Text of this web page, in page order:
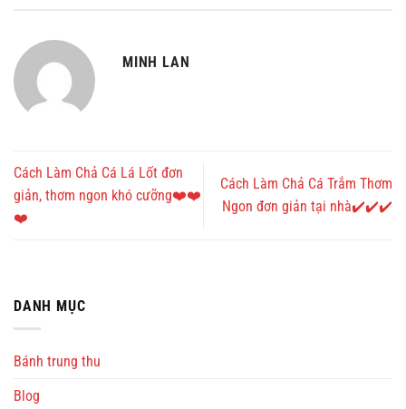
MINH LAN
Cách Làm Chả Cá Lá Lốt đơn
giản, thơm ngon khó cưỡng❤️❤️
❤️
Cách Làm Chả Cá Trắm Thơm
Ngon đơn giản tại nhà✔️✔️✔️
DANH MỤC
Bánh trung thu
Blog